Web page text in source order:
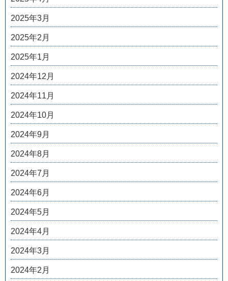
2025年3月
2025年2月
2025年1月
2024年12月
2024年11月
2024年10月
2024年9月
2024年8月
2024年7月
2024年6月
2024年5月
2024年4月
2024年3月
2024年2月